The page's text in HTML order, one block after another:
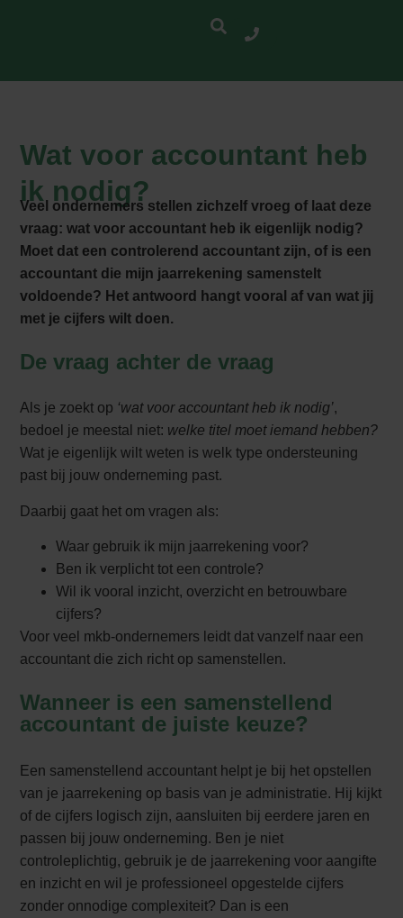
Wat voor accountant heb
ik nodig?
Veel ondernemers stellen zichzelf vroeg of laat deze
vraag: wat voor accountant heb ik eigenlijk nodig?
Moet dat een controlerend accountant zijn, of is een
accountant die mijn jaarrekening samenstelt
voldoende? Het antwoord hangt vooral af van wat jij
met je cijfers wilt doen.
De vraag achter de vraag
Als je zoekt op ‘wat voor accountant heb ik nodig’,
bedoel je meestal niet: welke titel moet iemand hebben?
Wat je eigenlijk wilt weten is welk type ondersteuning
past bij jouw onderneming past.
Daarbij gaat het om vragen als:
Waar gebruik ik mijn jaarrekening voor?
Ben ik verplicht tot een controle?
Wil ik vooral inzicht, overzicht en betrouwbare
cijfers?
Voor veel mkb-ondernemers leidt dat vanzelf naar een
accountant die zich richt op samenstellen.
Wanneer is een samenstellend
accountant de juiste keuze?
Een samenstellend accountant helpt je bij het opstellen
van je jaarrekening op basis van je administratie. Hij kijkt
of de cijfers logisch zijn, aansluiten bij eerdere jaren en
passen bij jouw onderneming. Ben je niet
controleplichtig, gebruik je de jaarrekening voor aangifte
en inzicht en wil je professioneel opgestelde cijfers
zonder onnodige complexiteit? Dan is een